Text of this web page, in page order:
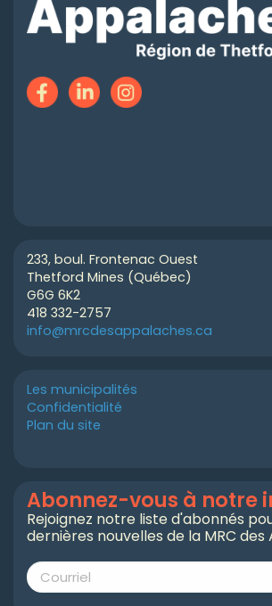
233, boul. Frontenac Ouest
Thetford Mines (Québec)
G6G 6K2
418 332-2757
info@mrcdesappalaches.ca
Les municipalités
Confidentialité
Plan du site
Abonnez-vous à notre
Rejoignez notre liste d'abonnés
dernières nouvelles de la MRC